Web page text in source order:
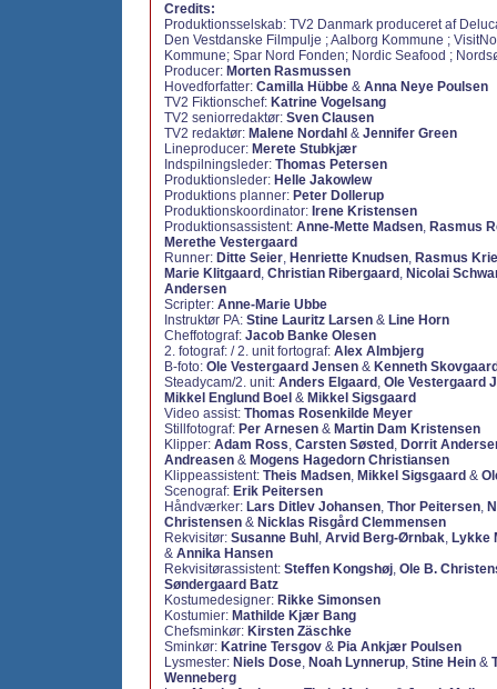
Credits:
Produktionsselskab: TV2 Danmark produceret af
Den Vestdanske Filmpulje ; Aalborg Kommune ;
Kommune; Spar Nord Fonden; Nordic Seafood ;
Producer: Morten Rasmussen
Hovedforfatter: Camilla Hübbe & Anna Neye Poulsen
TV2 Fiktionschef: Katrine Vogelsang
TV2 seniorredaktør: Sven Clausen
TV2 redaktør: Malene Nordahl & Jennifer Green
Lineproducer: Merete Stubkjær
Indspilningsleder: Thomas Petersen
Produktionsleder: Helle Jakowlew
Produktions planner: Peter Dollerup
Produktionskoordinator: Irene Kristensen
Produktionsassistent: Anne-Mette Madsen, Rasmus
Merethe Vestergaard
Runner: Ditte Seier, Henriette Knudsen, Rasmus
Marie Klitgaard , Christian Ribergaard , Nicolai
Andersen
Scripter: Anne-Marie Ubbe
Instruktør PA: Stine Lauritz Larsen & Line Horn
Cheffotograf: Jacob Banke Olesen
2. fotograf: / 2. unit fortograf: Alex Almbjerg
B-foto: Ole Vestergaard Jensen & Kenneth
Steadycam/2. unit: Anders Elgaard , Ole Vestergaard
Mikkel Englund Boel & Mikkel Sigsgaard
Video assist: Thomas Rosenkilde Meyer
Stillfotograf: Per Arnesen & Martin Dam Kristensen
Klipper: Adam Ross, Carsten Søsted , Dorrit
Andreasen & Mogens Hagedorn Christiansen
Klippeassistent: Theis Madsen, Mikkel Sigsgaard &
Scenograf: Erik Peitersen
Håndværker: Lars Ditlev Johansen, Thor Peitersen,
Christensen & Nicklas Risgård Clemmensen
Rekvisitør: Susanne Buhl , Arvid Berg-Ørnbak, Lykke
& Annika Hansen
Rekvisitørassistent: Steffen Kongshøj, Ole B.
Søndergaard Batz
Kostumedesigner: Rikke Simonsen
Kostumier: Mathilde Kjær Bang
Chefsminkør: Kirsten Zäschke
Sminkør: Katrine Tersgov & Pia Ankjær Poulsen
Lysmester: Niels Dose, Noah Lynnerup, Stine Hein &
Wenneberg